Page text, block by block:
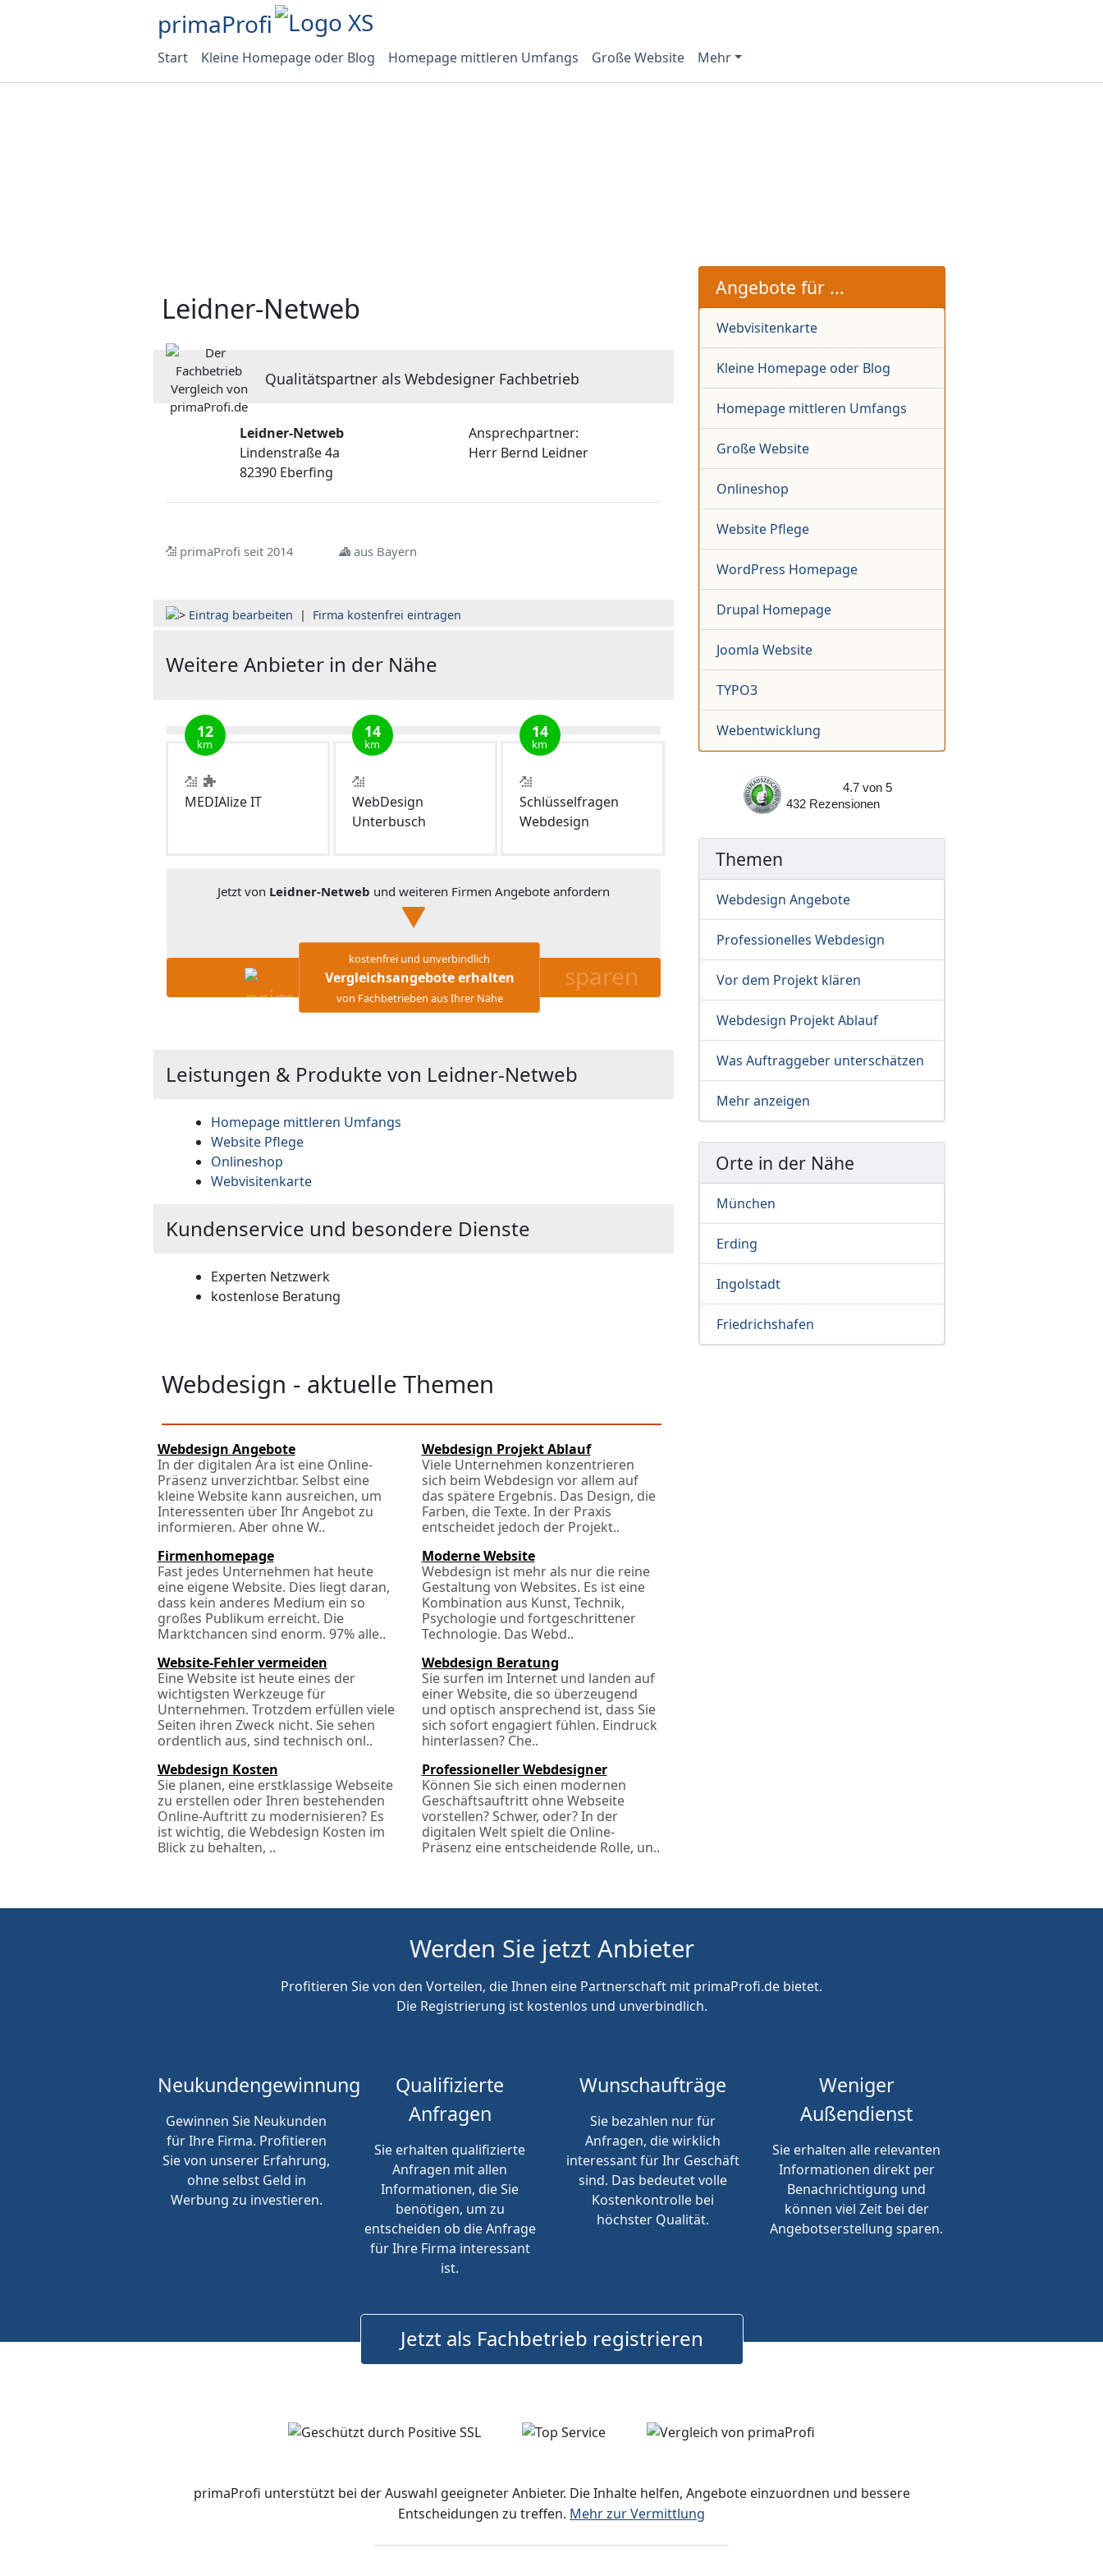
primaProfi
Start Kleine Homepage oder Blog Homepage mittleren Umfangs Große Website Mehr
Leidner-Netweb
Qualitätspartner als Webdesigner Fachbetrieb
Leidner-Netweb
Lindenstraße 4a
82390 Eberfing
Ansprechpartner:
Herr Bernd Leidner
primaProfi seit 2014 aus Bayern
Eintrag bearbeiten | Firma kostenfrei eintragen
Weitere Anbieter in der Nähe
12
km
MEDIAlize IT
14
km
WebDesign
Unterbusch
14
km
Schlüsselfragen
Webdesign
Jetzt von Leidner-Netweb und weiteren Firmen Angebote anfordern
kostenfrei und unverbindlich
Vergleichsangebote erhalten
von Fachbetrieben aus Ihrer Nähe
sparen
Leistungen & Produkte von Leidner-Netweb
Homepage mittleren Umfangs
Website Pflege
Onlineshop
Webvisitenkarte
Kundenservice und besondere Dienste
Experten Netzwerk
kostenlose Beratung
Webdesign - aktuelle Themen
Webdesign Angebote
In der digitalen Ära ist eine Online-
Präsenz unverzichtbar. Selbst eine
kleine Website kann ausreichen, um
Interessenten über Ihr Angebot zu
informieren. Aber ohne W..
Webdesign Projekt Ablauf
Viele Unternehmen konzentrieren
sich beim Webdesign vor allem auf
das spätere Ergebnis. Das Design, die
Farben, die Texte. In der Praxis
entscheidet jedoch der Projekt..
Firmenhomepage
Fast jedes Unternehmen hat heute
eine eigene Website. Dies liegt daran,
dass kein anderes Medium ein so
großes Publikum erreicht. Die
Marktchancen sind enorm. 97% alle..
Moderne Website
Webdesign ist mehr als nur die reine
Gestaltung von Websites. Es ist eine
Kombination aus Kunst, Technik,
Psychologie und fortgeschrittener
Technologie. Das Webd..
Website-Fehler vermeiden
Eine Website ist heute eines der
wichtigsten Werkzeuge für
Unternehmen. Trotzdem erfüllen viele
Seiten ihren Zweck nicht. Sie sehen
ordentlich aus, sind technisch onl..
Webdesign Beratung
Sie surfen im Internet und landen auf
einer Website, die so überzeugend
und optisch ansprechend ist, dass Sie
sich sofort engagiert fühlen. Eindruck
hinterlassen? Che..
Webdesign Kosten
Sie planen, eine erstklassige Webseite
zu erstellen oder Ihren bestehenden
Online-Auftritt zu modernisieren? Es
ist wichtig, die Webdesign Kosten im
Blick zu behalten, ..
Professioneller Webdesigner
Können Sie sich einen modernen
Geschäftsauftritt ohne Webseite
vorstellen? Schwer, oder? In der
digitalen Welt spielt die Online-
Präsenz eine entscheidende Rolle, un..
Angebote für ...
Webvisitenkarte
Kleine Homepage oder Blog
Homepage mittleren Umfangs
Große Website
Onlineshop
Website Pflege
WordPress Homepage
Drupal Homepage
Joomla Website
TYPO3
Webentwicklung
4.7 von5
432
Rezensionen
Themen
Webdesign Angebote
Professionelles Webdesign
Vor dem Projekt klären
Webdesign Projekt Ablauf
Was Auftraggeber unterschätzen
Mehr anzeigen
Orte in der Nähe
München
Erding
Ingolstadt
Friedrichshafen
Werden Sie jetzt Anbieter
Profitieren Sie von den Vorteilen, die Ihnen eine Partnerschaft mit primaProfi.de bietet.
Die Registrierung ist kostenlos und unverbindlich.
Neukundengewinnung
Gewinnen Sie Neukunden
für Ihre Firma. Profitieren
Sie von unserer Erfahrung,
ohne selbst Geld in
Werbung zu investieren.
Qualifizierte
Anfragen
Sie erhalten qualifizierte
Anfragen mit allen
Informationen, die Sie
benötigen, um zu
entscheiden ob die Anfrage
für Ihre Firma interessant
ist.
Wunschaufträge
Sie bezahlen nur für
Anfragen, die wirklich
interessant für Ihr Geschäft
sind. Das bedeutet volle
Kostenkontrolle bei
höchster Qualität.
Weniger
Außendienst
Sie erhalten alle relevanten
Informationen direkt per
Benachrichtigung und
können viel Zeit bei der
Angebotserstellung sparen.
Jetzt als Fachbetrieb registrieren
primaProfi unterstützt bei der Auswahl geeigneter Anbieter. Die Inhalte helfen, Angebote einzuordnen und bessere
Entscheidungen zu treffen. Mehr zur Vermittlung